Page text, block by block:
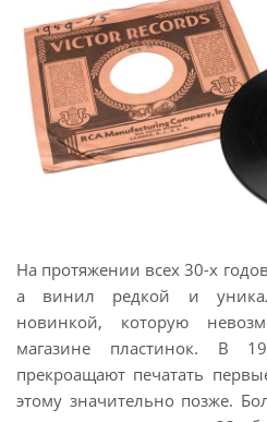
На протяжении всех 30-х
а винил редкой и
новинкой, которую
магазине пластинок. В
прекроащают печатать
этому значительно позже.